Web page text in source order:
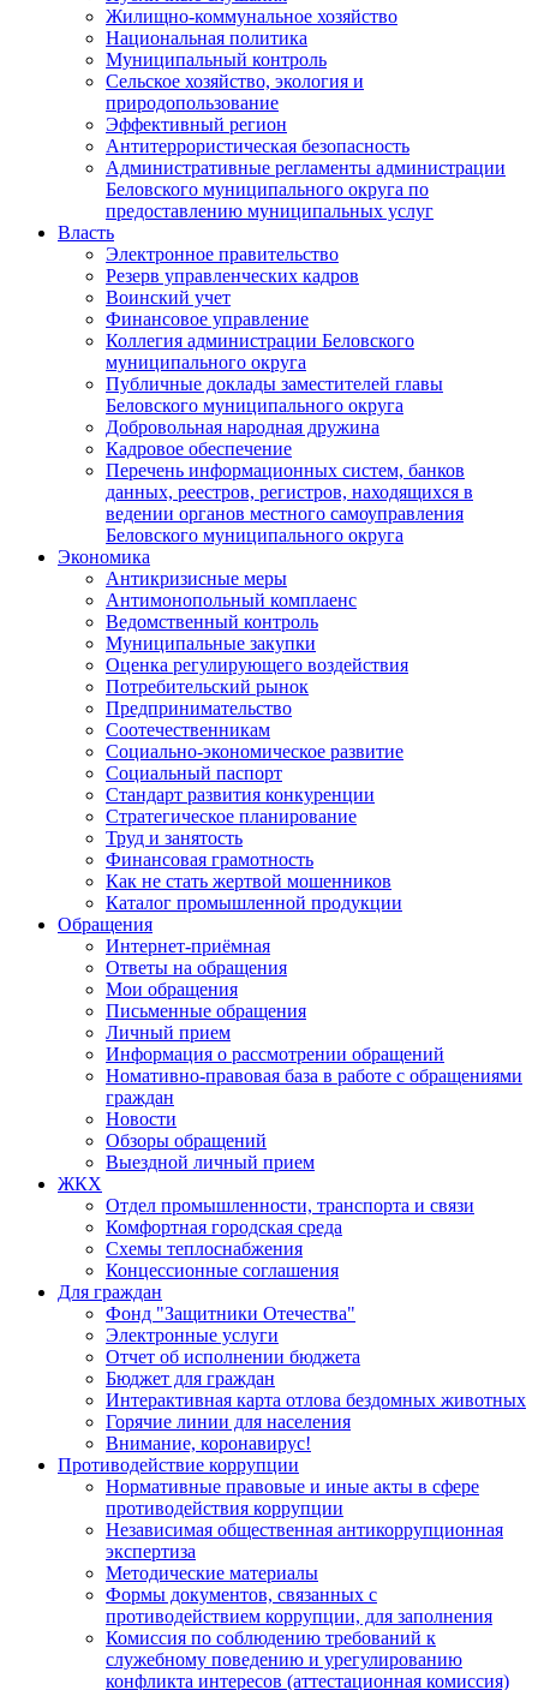
Жилищно-коммунальное хозяйство
Национальная политика
Муниципальный контроль
Сельское хозяйство, экология и
природопользование
Эффективный регион
Антитеррористическая безопасность
Административные регламенты администрации
Беловского муниципального округа по
предоставлению муниципальных услуг
Власть
Электронное правительство
Резерв управленческих кадров
Воинский учет
Финансовое управление
Коллегия администрации Беловского
муниципального округа
Публичные доклады заместителей главы
Беловского муниципального округа
Добровольная народная дружина
Кадровое обеспечение
Перечень информационных систем, банков
данных, реестров, регистров, находящихся в
ведении органов местного самоуправления
Беловского муниципального округа
Экономика
Антикризисные меры
Антимонопольный комплаенс
Ведомственный контроль
Муниципальные закупки
Оценка регулирующего воздействия
Потребительский рынок
Предпринимательство
Соотечественникам
Социально-экономическое развитие
Социальный паспорт
Стандарт развития конкуренции
Стратегическое планирование
Труд и занятость
Финансовая грамотность
Как не стать жертвой мошенников
Каталог промышленной продукции
Обращения
Интернет-приёмная
Ответы на обращения
Мои обращения
Письменные обращения
Личный прием
Информация о рассмотрении обращений
Номативно-правовая база в работе с обращениями
граждан
Новости
Обзоры обращений
Выездной личный прием
ЖКХ
Отдел промышленности, транспорта и связи
Комфортная городская среда
Схемы теплоснабжения
Концессионные соглашения
Для граждан
Фонд "Защитники Отечества"
Электронные услуги
Отчет об исполнении бюджета
Бюджет для граждан
Интерактивная карта отлова бездомных животных
Горячие линии для населения
Внимание, коронавирус!
Противодействие коррупции
Нормативные правовые и иные акты в сфере
противодействия коррупции
Независимая общественная антикоррупционная
экспертиза
Методические материалы
Формы документов, связанных с
противодействием коррупции, для заполнения
Комиссия по соблюдению требований к
служебному поведению и урегулированию
конфликта интересов (аттестационная комиссия)